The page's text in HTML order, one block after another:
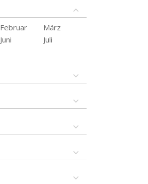
Februar
März
Juni
Juli